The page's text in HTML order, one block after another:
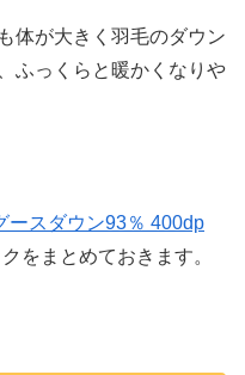
体が大きく羽毛のダウン
ふっくらと暖かくなりや
ースダウン93％ 400dp
をまとめておきます。